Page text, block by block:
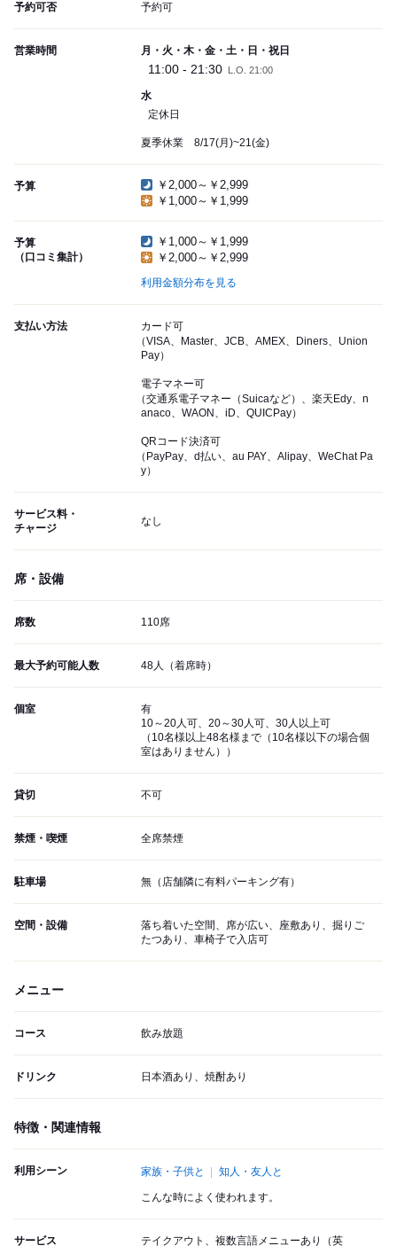
予約可否 予約可
営業時間 月・火・木・金・土・日・祝日
11:00 - 21:30 L.O. 21:00
水
定休日
夏季休業 8/17(月)~21(金)
予算
￥2,000～￥2,999
￥1,000～￥1,999
予算
（口コミ集計）
￥1,000～￥1,999
￥2,000～￥2,999
利用金額分布を見る
支払い方法
カード可
（VISA、Master、JCB、AMEX、Diners、Union
Pay）
電子マネー可
（交通系電子マネー（Suicaなど）、楽天Edy、n
anaco、WAON、iD、QUICPay）
QRコード決済可
（PayPay、d払い、au PAY、Alipay、WeChat Pa
y）
サービス料・
チャージ
なし
席・設備
席数 110席
最大予約可能人数 48人（着席時）
個室
有
10～20人可、20～30人可、30人以上可
（10名様以上48名様まで（10名様以下の場合個
室はありません））
貸切 不可
禁煙・喫煙 全席禁煙
駐車場 無（店舗隣に有料パーキング有）
空間・設備
落ち着いた空間、席が広い、座敷あり、掘りご
たつあり、車椅子で入店可
メニュー
コース 飲み放題
ドリンク 日本酒あり、焼酎あり
特徴・関連情報
利用シーン 家族・子供と 知人・友人と
こんな時によく使われます。
サービス テイクアウト、複数言語メニューあり（英